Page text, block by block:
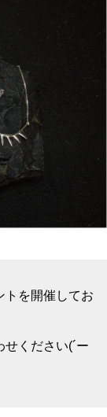
トを開催してお
ください(´ー